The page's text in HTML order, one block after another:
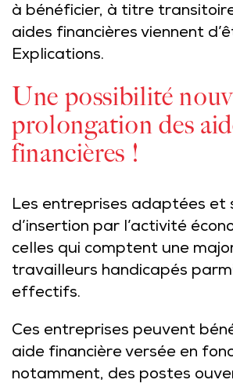
à bénéficier, à titre
aides financières viennent
Explications.
Une possibilité
prolongation des
financières !
Les entreprises adaptées et
d’insertion par l’activité
celles qui comptent une
travailleurs handicapés
effectifs.
Ces entreprises peuvent
aide financière versée en
notamment, des postes